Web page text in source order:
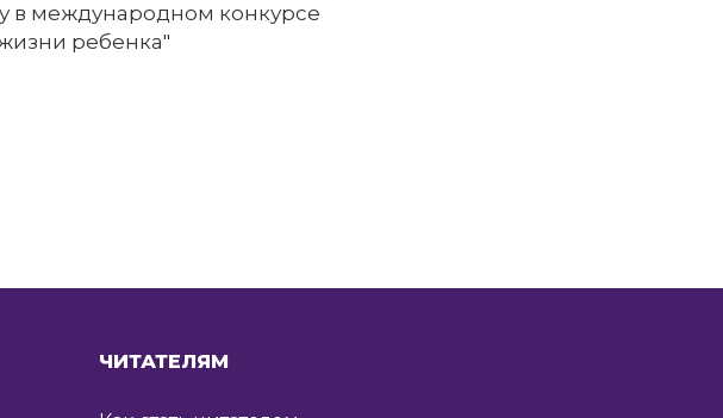
в международном конкурсе
ребенка"
ЧИТАТЕЛЯМ